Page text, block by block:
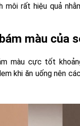
môi rất hiệu quả
màu của
màu cực tốt
khi ăn uống nên